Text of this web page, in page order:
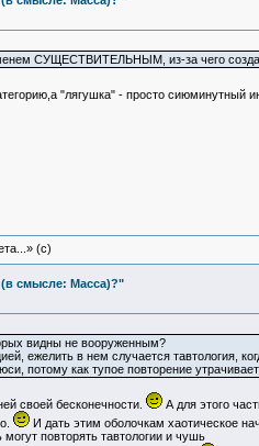
СУЩЕСТВИТЕЛЬНЫМ, из-за чего
"лягушка" - просто сиюминутный
(c)
смысле: Масса)?"
видны не вооруженным?
ежелить в нем случается тавтология,
потому как тупое повторение
своей бесконечности.
А для этого
И дать этим оболочкам хаотическое
повторять тавтологии и чушь